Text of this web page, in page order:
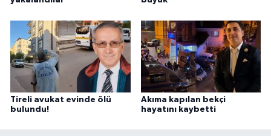
Tireli avukat evinde ölü
bulundu!
Akıma kapılan bekçi
hayatını kaybetti